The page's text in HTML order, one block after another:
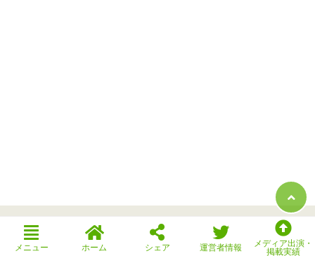
メニュー ホーム シェア 運営者情報
メディア出演・
掲載実績